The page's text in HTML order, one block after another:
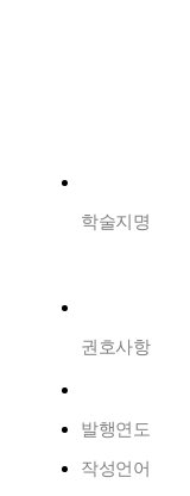
학술지명
권호사항
발행연도
작성언어